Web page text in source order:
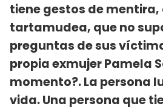
tiene gestos de mentira,
tartamudea, que no
preguntas de sus
propia exmujer Pamela
momento?. La persona
vida. Una persona que